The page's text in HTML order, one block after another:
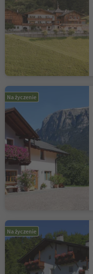
Na życzenie
Na życzenie